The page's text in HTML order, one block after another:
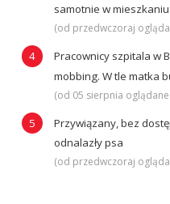
samotnie w mieszkaniu
(od przedwczoraj
Pracownicy szpitala w
mobbing. W tle matka
(od 05 sierpnia
Przywiązany, bez
odnalazły psa
(od przedwczoraj